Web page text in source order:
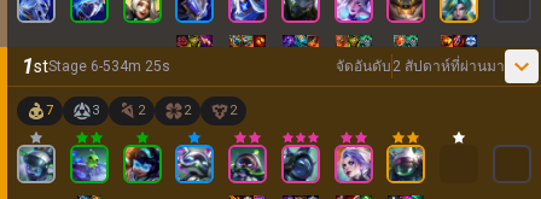
1stStage 6-534m 25s จัดอันดับ 2 สัปดาห์ที่ผ่านมา
7 3 2 2 2